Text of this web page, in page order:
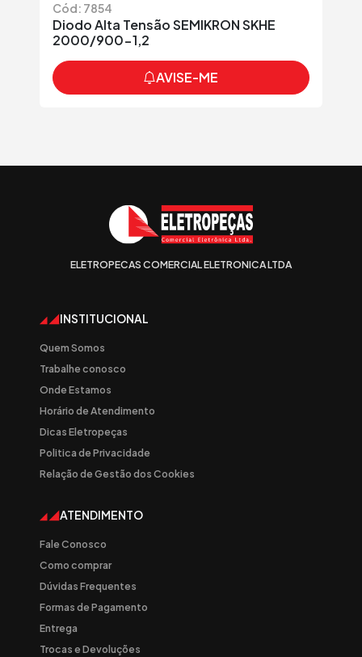
Cód: 7854
Diodo Alta Tensão SEMIKRON SKHE
2000/900-1,2
AVISE-ME
ELETROPECAS COMERCIAL ELETRONICA LTDA
INSTITUCIONAL
Quem Somos
Trabalhe conosco
Onde Estamos
Horário de Atendimento
Dicas Eletropeças
Politica de Privacidade
Relação de Gestão dos Cookies
ATENDIMENTO
Fale Conosco
Como comprar
Dúvidas Frequentes
Formas de Pagamento
Entrega
Trocas e Devoluções